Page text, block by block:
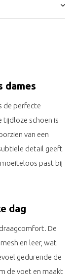
dames
de perfecte
tijdloze schoen is
van een
detail geeft
past bij
dag
De
en leer, wat
gedurende de
de voet en maakt